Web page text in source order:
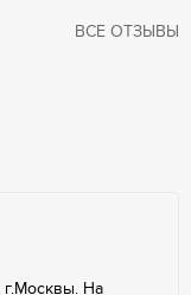
ВСЕ ОТЗЫВЫ
На